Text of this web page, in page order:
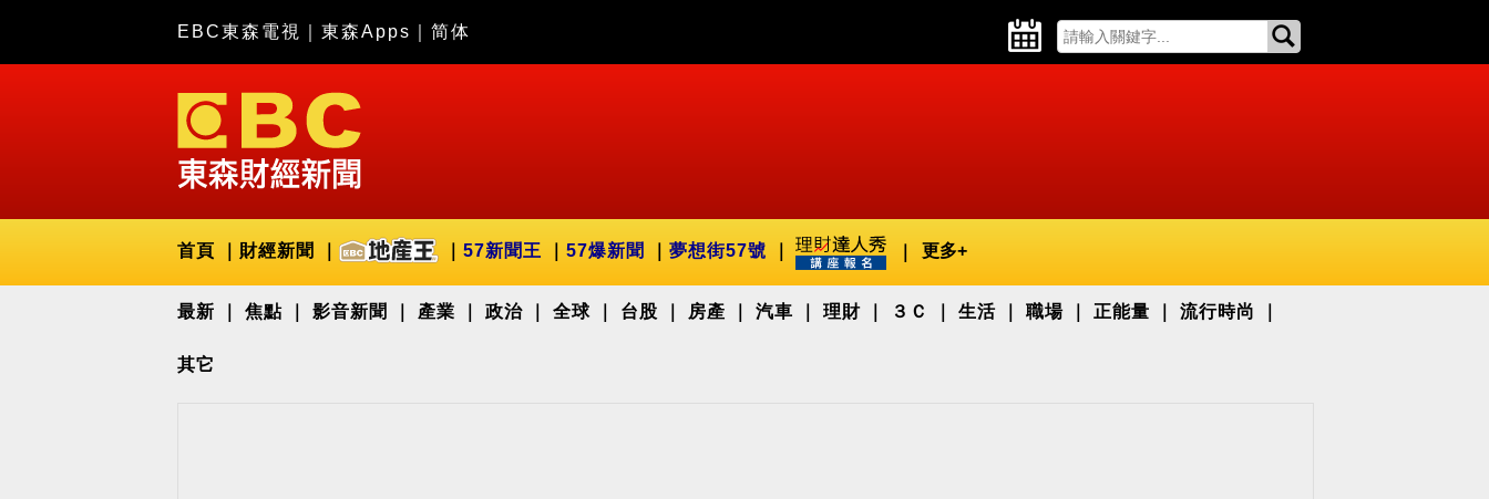
EBC東森電視 東森Apps 简体
首頁 財經新聞 57新聞王 57爆新聞 夢想街57號 更多+
最新 焦點 影音新聞 產業 政治 全球 台股 房產 汽車 理財 ３Ｃ 生活 職場 正能量 流行時尚
其它